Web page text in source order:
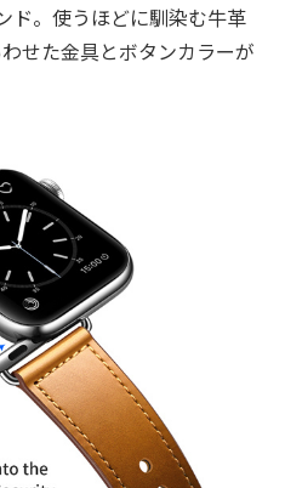
ド。使うほどに馴染む牛革
せた金具とボタンカラーが